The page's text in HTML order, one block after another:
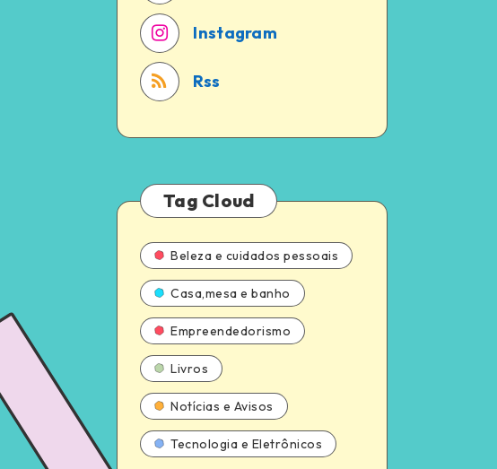
Instagram
Rss
Tag Cloud
Beleza e cuidados pessoais
Casa,mesa e banho
Empreendedorismo
Livros
Notícias e Avisos
Tecnologia e Eletrônicos